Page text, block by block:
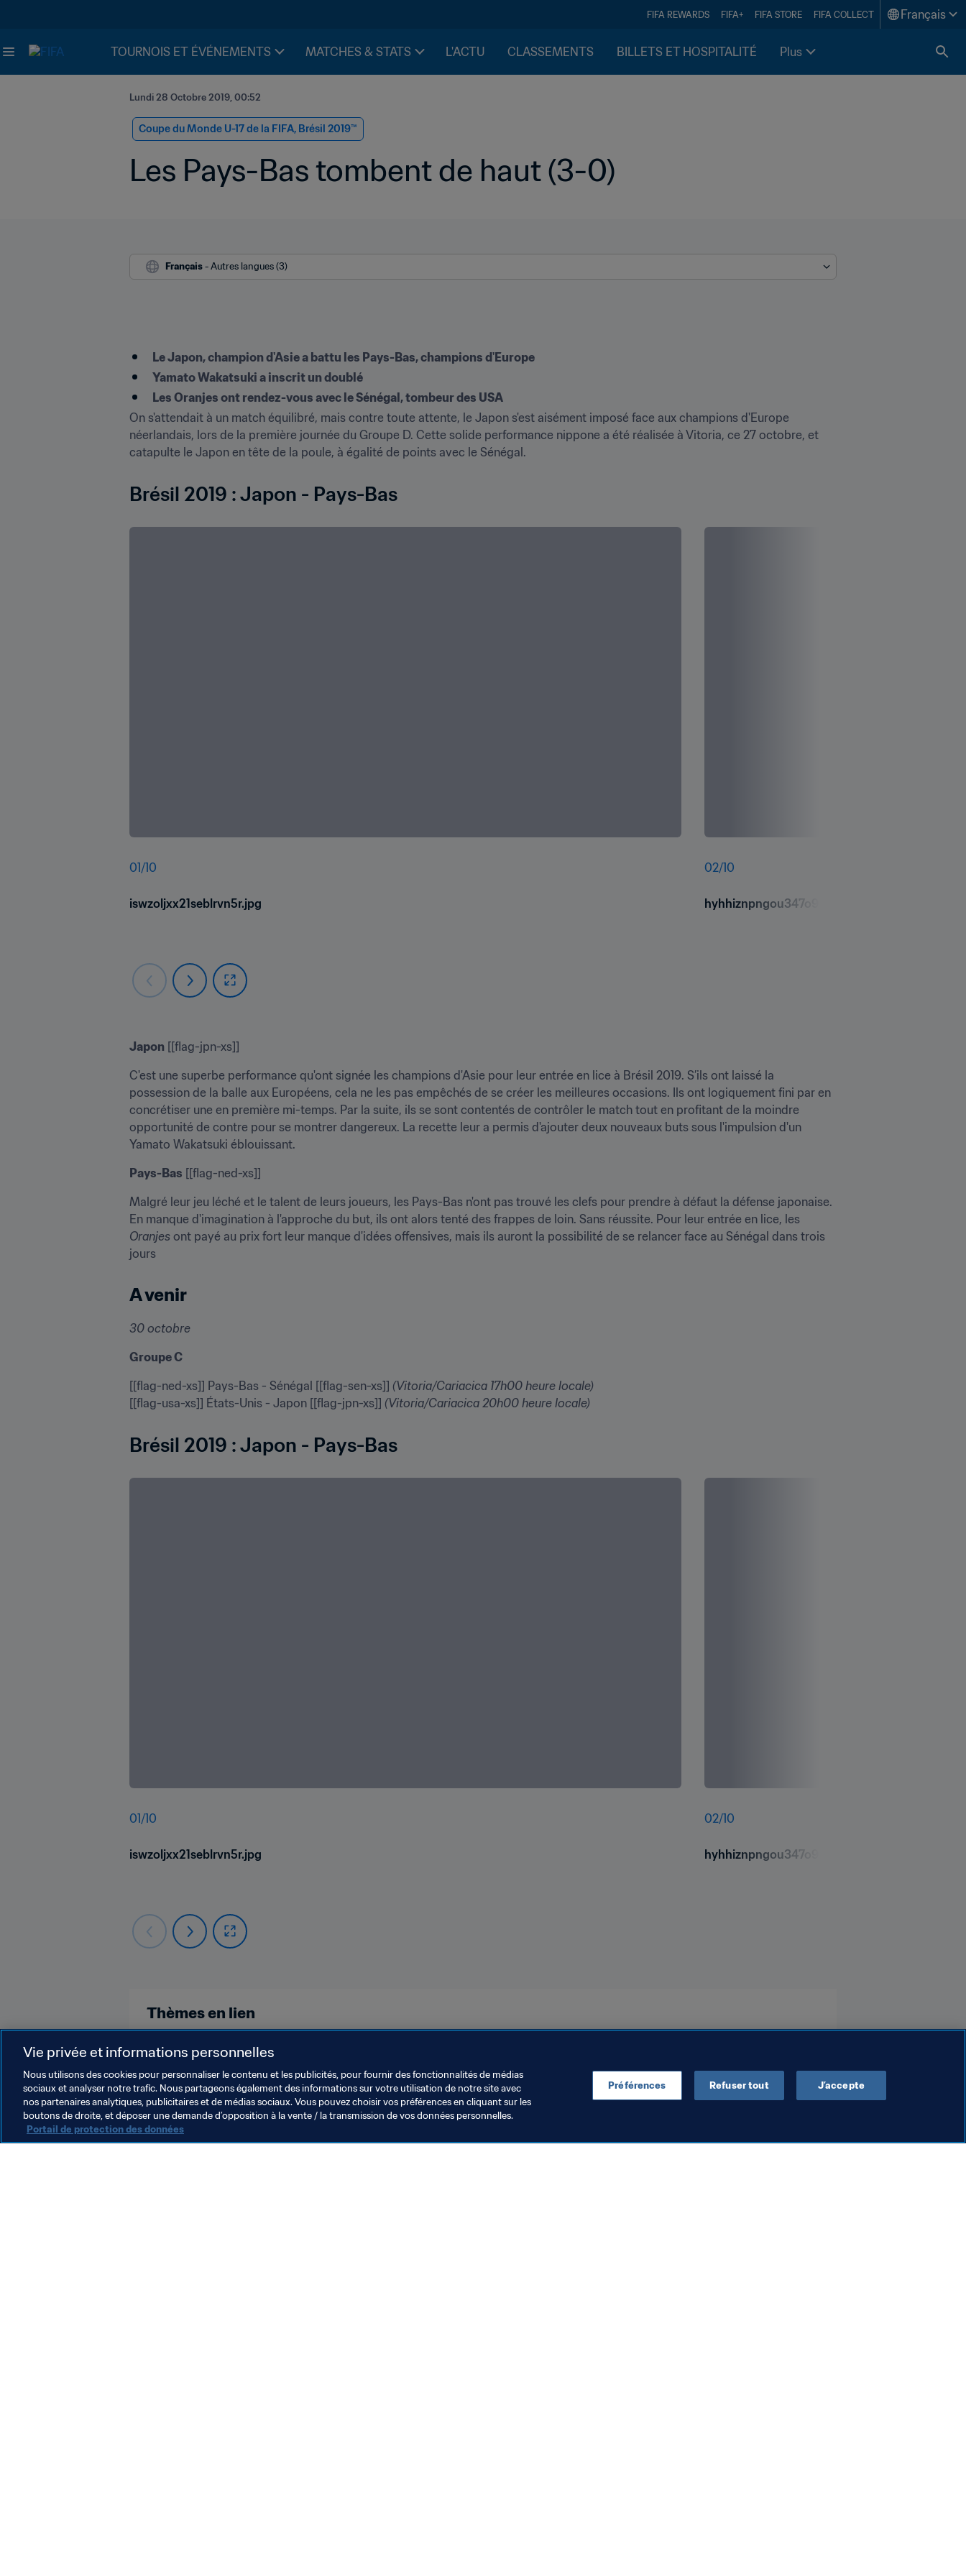
FIFA REWARDS FIFA+ FIFA STORE FIFA COLLECT Français
TOURNOIS ET ÉVÉNEMENTS MATCHES & STATS L'ACTU CLASSEMENTS BILLETS ET HOSPITALITÉ Plus
Lundi 28 Octobre 2019, 00:52
Coupe du Monde U-17 de la FIFA, Brésil 2019™
Les Pays-Bas tombent de haut (3-0)
Français - Autres langues (3)
Le Japon, champion d'Asie a battu les Pays-Bas, champions d'Europe
Yamato Wakatsuki a inscrit un doublé
Les Oranjes ont rendez-vous avec le Sénégal, tombeur des USA
On s'attendait à un match équilibré, mais contre toute attente, le Japon s'est aisément imposé face aux champions d'Europe
néerlandais, lors de la première journée du Groupe D. Cette solide performance nippone a été réalisée à Vitoria, ce 27 octobre, et
catapulte le Japon en tête de la poule, à égalité de points avec le Sénégal.
Brésil 2019 : Japon - Pays-Bas
01 /10
iswzoljxx21seblrvn5r.jpg
02/10
hyhhiznpngou347o9sha.jpg
Japon [[flag-jpn-xs]]
C'est une superbe performance qu'ont signée les champions d'Asie pour leur entrée en lice à Brésil 2019. S’ils ont laissé la
possession de la balle aux Européens, cela ne les pas empêchés de se créer les meilleures occasions. Ils ont logiquement fini par en
concrétiser une en première mi-temps. Par la suite, ils se sont contentés de contrôler le match tout en profitant de la moindre
opportunité de contre pour se montrer dangereux. La recette leur a permis d'ajouter deux nouveaux buts sous l'impulsion d'un
Yamato Wakatsuki éblouissant.
Pays-Bas [[flag-ned-xs]]
Malgré leur jeu léché et le talent de leurs joueurs, les Pays-Bas n'ont pas trouvé les clefs pour prendre à défaut la défense japonaise.
Oranjes ont payé au prix fort leur manque d'idées offensives, mais ils auront la possibilité de se relancer face au Sénégal dans trois
jours
A venir
30 octobre
Groupe C
[[flag-ned-xs]] Pays-Bas - Sénégal [[flag-sen-xs]] (Vitoria/Cariacica 17h00 heure locale)
[[flag-usa-xs]] États-Unis - Japon [[flag-jpn-xs]] (Vitoria/Cariacica 20h00 heure locale)
Brésil 2019 : Japon - Pays-Bas
01/10
iswzoljxx21seblrvn5r.jpg
02/10
hyhhiznpngou347o9sha.jpg
Thèmes en lien
Coupe du Monde U-17 de la FIFA, Brésil 2019™
Vie privée et informations personnelles
Nous utilisons des cookies pour personnaliser le contenu et les publicités, pour fournir des fonctionnalités de médias
sociaux et analyser notre trafic. Nous partageons également des informations sur votre utilisation de notre site avec
nos partenaires analytiques, publicitaires et de médias sociaux. Vous pouvez choisir vos préférences en cliquant sur les
boutons de droite, et déposer une demande d’opposition à la vente / la transmission de vos données personnelles.
Portail de protection des données
Préférences Refuser tout J’accepte